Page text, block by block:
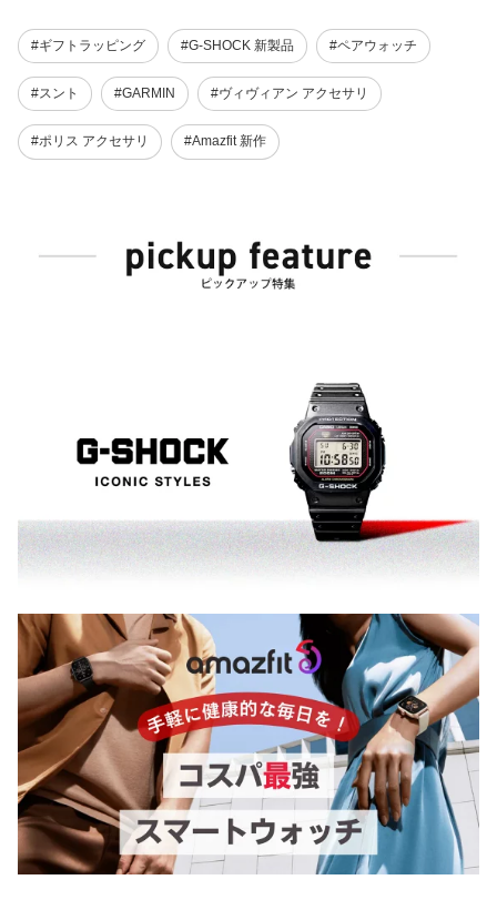
#ギフトラッピング #G-SHOCK 新製品 #ペアウォッチ
#スント #GARMIN #ヴィヴィアン アクセサリ
#ポリス アクセサリ #Amazfit 新作